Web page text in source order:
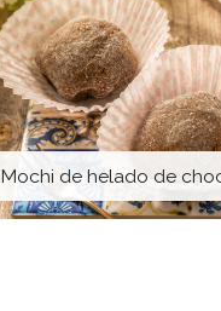
Mochi de helado de